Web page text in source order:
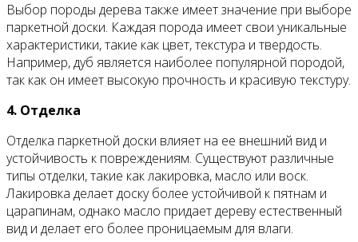
Выбор породы дерева также имеет значение при выборе
паркетной доски. Каждая порода имеет свои уникальные
характеристики, такие как цвет, текстура и твердость.
Например, дуб является наиболее популярной породой,
так как он имеет высокую прочность и красивую текстуру.
4. Отделка
Отделка паркетной доски влияет на ее внешний вид и
устойчивость к повреждениям. Существуют различные
типы отделки, такие как лакировка, масло или воск.
Лакировка делает доску более устойчивой к пятнам и
царапинам, однако масло придает дереву естественный
вид и делает его более проницаемым для влаги.